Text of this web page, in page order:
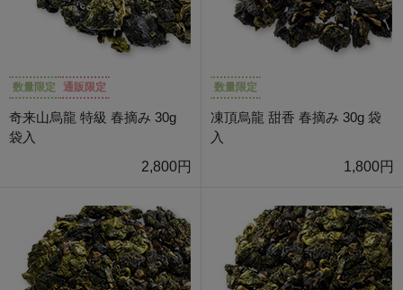
数量限定 通販限定
奇来山烏龍 特級 春摘み 30g
袋入
2,800円
数量限定
凍頂烏龍 甜香 春摘み 30g 袋
入
1,800円